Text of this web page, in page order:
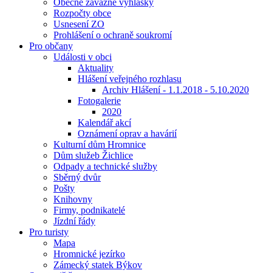
Obecně závazné vyhlášky
Rozpočty obce
Usnesení ZO
Prohlášení o ochraně soukromí
Pro občany
Události v obci
Aktuality
Hlášení veřejného rozhlasu
Archiv Hlášení - 1.1.2018 - 5.10.2020
Fotogalerie
2020
Kalendář akcí
Oznámení oprav a havárií
Kulturní dům Hromnice
Dům služeb Žichlice
Odpady a technické služby
Sběrný dvůr
Pošty
Knihovny
Firmy, podnikatelé
Jízdní řády
Pro turisty
Mapa
Hromnické jezírko
Zámecký statek Býkov